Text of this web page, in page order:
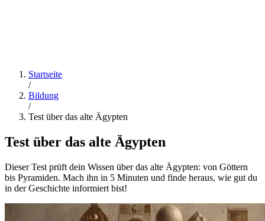
Startseite
/
Bildung
/
Test über das alte Ägypten
Test über das alte Ägypten
Dieser Test prüft dein Wissen über das alte Ägypten: von Göttern
bis Pyramiden. Mach ihn in 5 Minuten und finde heraus, wie gut du
in der Geschichte informiert bist!